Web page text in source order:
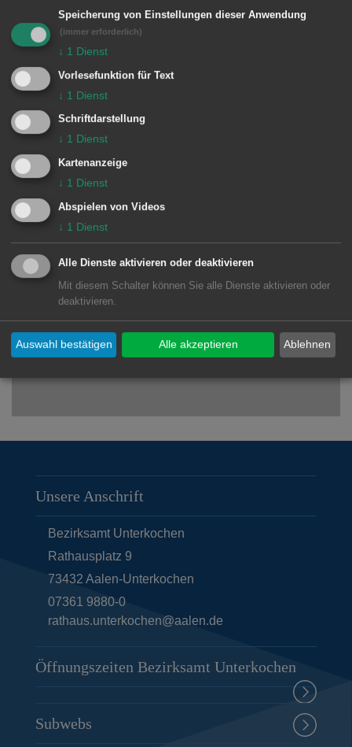
Unsere Anschrift
Schulstraße 16
73432 Aalen-Unterkochen
Lage im GIS-Geodatenportal anzeigen
Diese Karte kann auf Grund Ihrer Datenschutz-
Einstellungen nicht geladen werden.
Einstellungen ändern
Einstellungen sofort ändern und Karte laden
Unsere Anschrift
Bezirksamt Unterkochen
Rathausplatz 9
73432 Aalen-Unterkochen
07361 9880-0
rathaus.unterkochen@aalen.de
Öffnungszeiten Bezirksamt Unterkochen
Subwebs
Speicherung von Einstellungen dieser Anwendung
(immer erforderlich)
↓ 1 Dienst
Vorlesefunktion für Text
↓ 1 Dienst
Schriftdarstellung
↓ 1 Dienst
Kartenanzeige
↓ 1 Dienst
Abspielen von Videos
↓ 1 Dienst
Alle Dienste aktivieren oder deaktivieren
Mit diesem Schalter können Sie alle Dienste aktivieren oder
deaktivieren.
Ablehnen
Auswahl bestätigen Alle akzeptieren